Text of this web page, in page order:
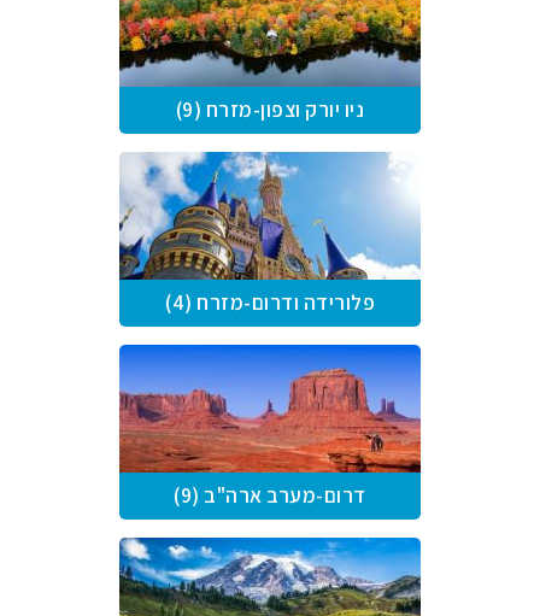
ניו יורק וצפון-מזרח (9)
פלורידה ודרום-מזרח (4)
דרום-מערב ארה"ב (9)